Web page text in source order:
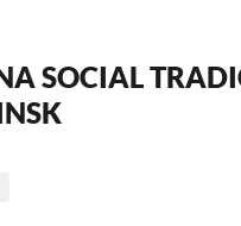
SOCIAL